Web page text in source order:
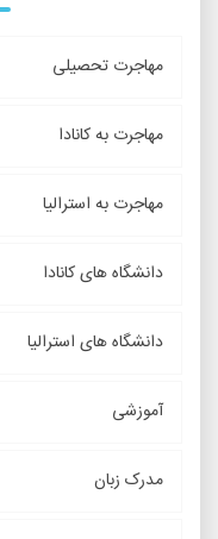
مهاجرت تحصیلی
مهاجرت به کانادا
مهاجرت به استرالیا
دانشگاه های کانادا
دانشگاه های استرالیا
آموزشی
مدرک زبان